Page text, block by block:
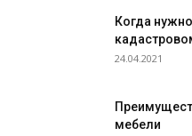
Когда
24.04.2021
мебели